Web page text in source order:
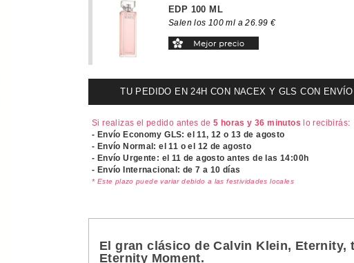
EDP 100 ML
Salen los 100 ml a 26.99 €
TU PEDIDO EN 24H CON NACEX Y GLS CON
Si realizas el pedido antes de5 horas y 36 minutos lo recibirás:
- Envío Economy GLS: el11, 12 o 13 de agosto
- Envío Normal: el11 o el 12 de agosto
- Envío Urgente: el 11 de agosto antes de las 14:00h
- Envío Internacional: de 7 a 10 días
* Este plazo puede variar debido a las festividades locales
El gran clásico de Calvin Klein, Eternity,
Eternity Moment.